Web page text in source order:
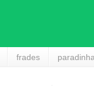
frades